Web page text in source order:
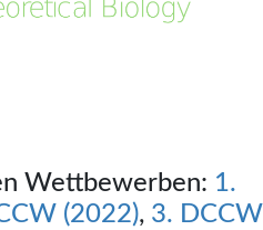
Wettbewerben: 1.
(2022), 3. DCCW